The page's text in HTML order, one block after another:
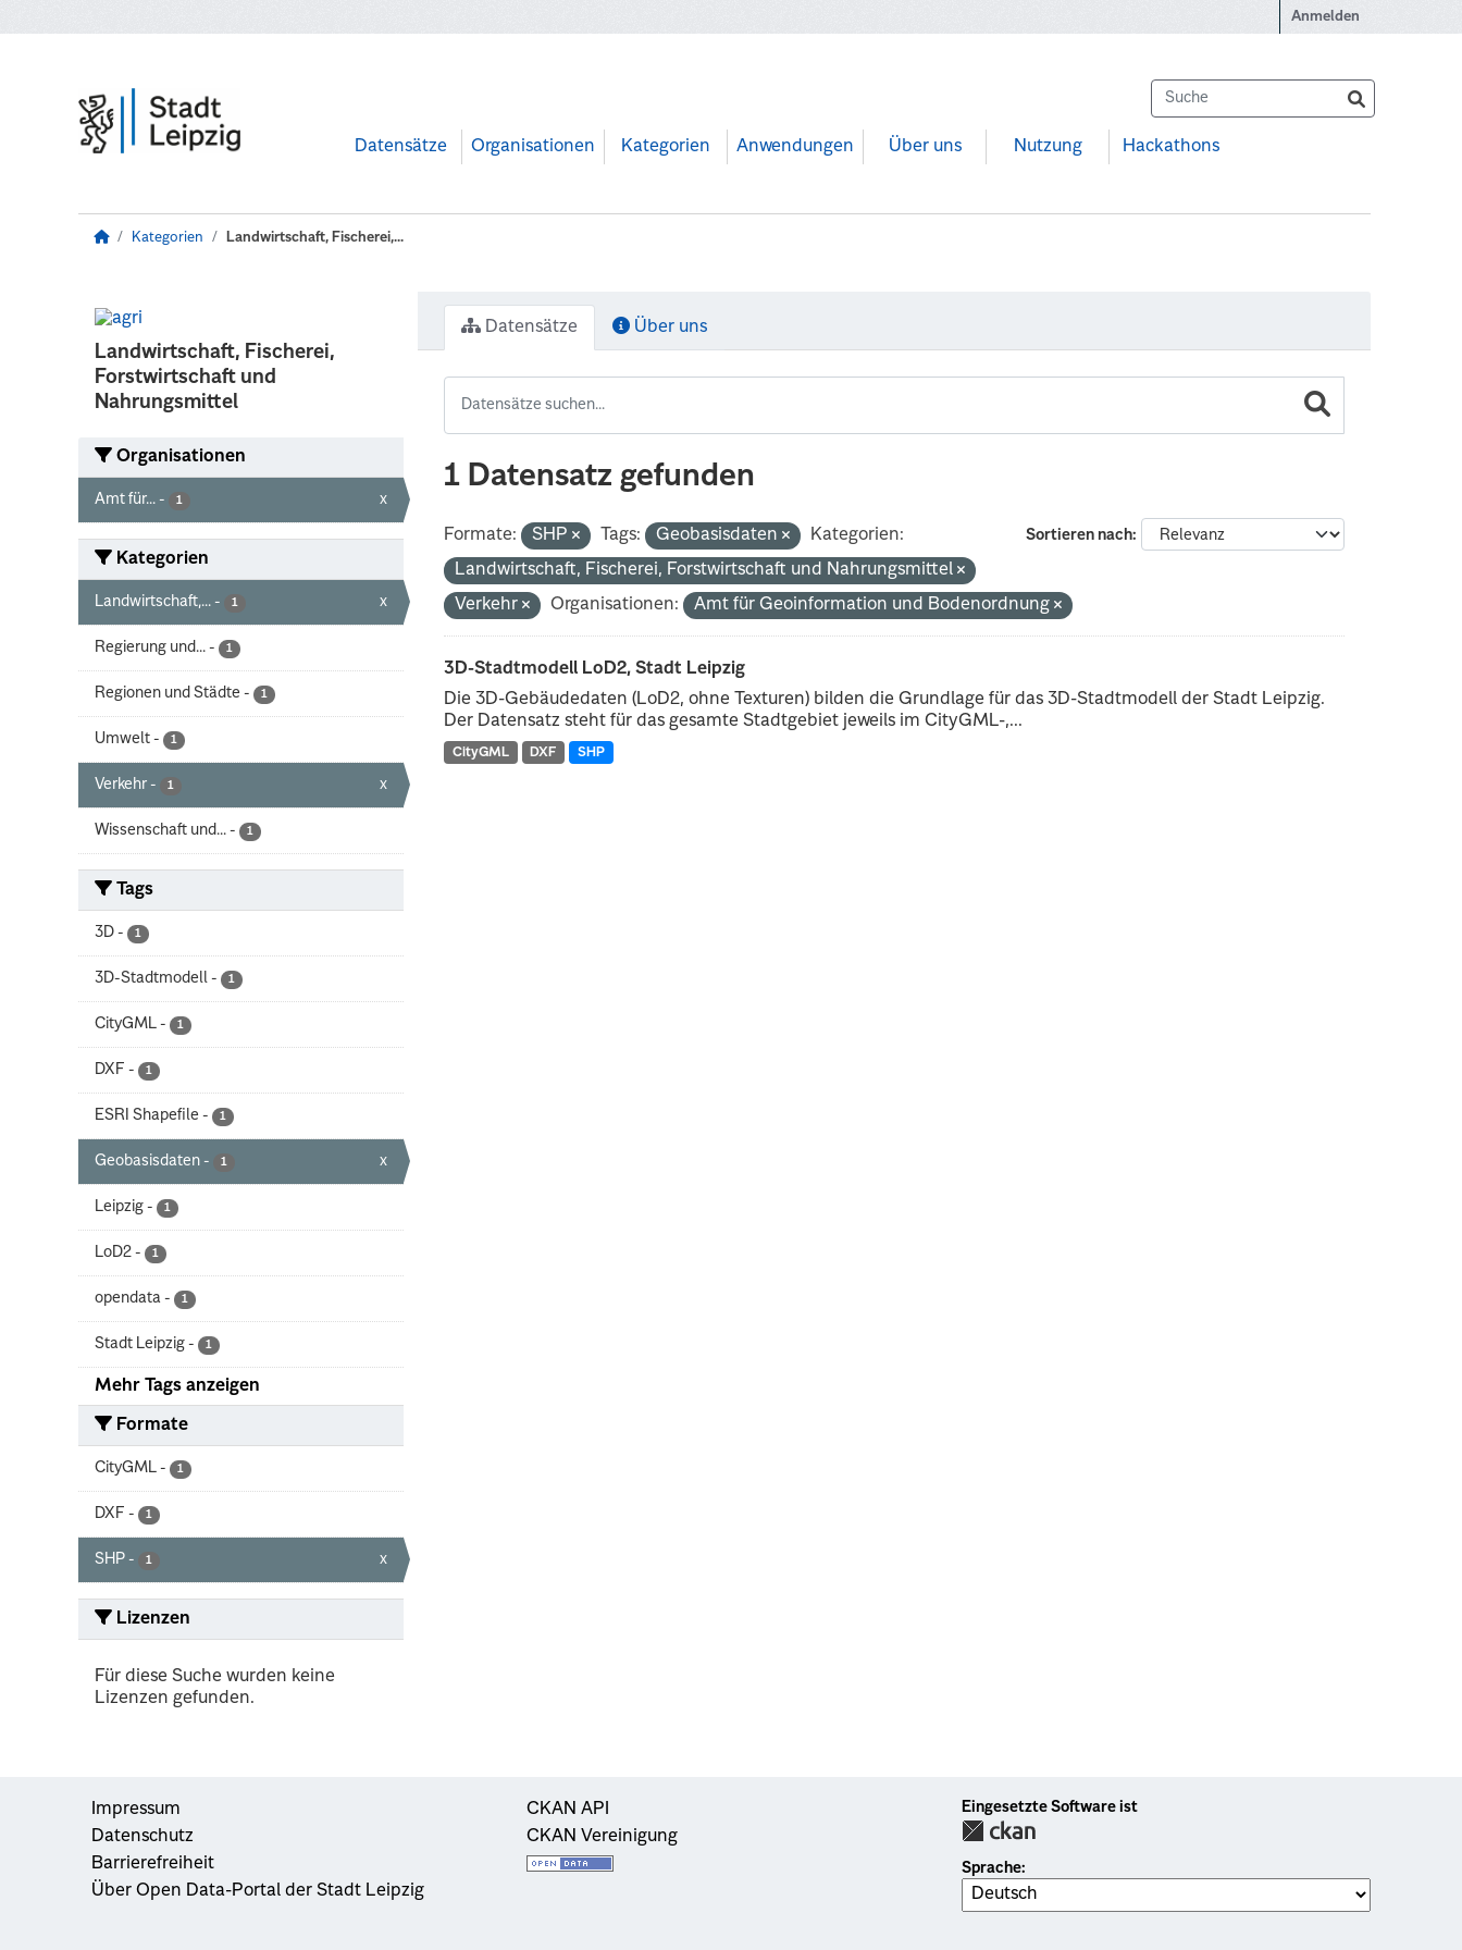
Anmelden
Datensätze Organisationen Kategorien Anwendungen Über uns Nutzung Hackathons
Kategorien Landwirtschaft, Fischerei,...
Landwirtschaft, Fischerei,
Forstwirtschaft und
Nahrungsmittel
Organisationen
Amt für... - 1 x
Kategorien
Landwirtschaft,... - 1 x
Regierung und... - 1
Regionen und Städte - 1
Umwelt - 1
Verkehr - 1 x
Wissenschaft und... - 1
Tags
3D - 1
3D-Stadtmodell - 1
CityGML - 1
DXF - 1
ESRI Shapefile - 1
Geobasisdaten - 1 x
Leipzig - 1
LoD2 - 1
opendata - 1
Stadt Leipzig - 1
Mehr Tags anzeigen
Formate
CityGML - 1
DXF - 1
SHP - 1 x
Lizenzen
Für diese Suche wurden keine
Lizenzen gefunden.
Datensätze Über uns
1 Datensatz gefunden
Sortieren nach
Formate: SHP Tags: Geobasisdaten
Kategorien:
Landwirtschaft, Fischerei, Forstwirtschaft und Nahrungsmittel
Verkehr
Organisationen: Amt für Geoinformation und Bodenordnung
3D-Stadtmodell LoD2, Stadt Leipzig
Die 3D-Gebäudedaten (LoD2, ohne Texturen) bilden die Grundlage für das 3D-Stadtmodell der Stadt Leipzig.
Der Datensatz steht für das gesamte Stadtgebiet jeweils im CityGML-,...
CityGML DXF SHP
Impressum
Datenschutz
Barrierefreiheit
Über Open Data-Portal der Stadt Leipzig
CKAN API
CKAN Vereinigung
Eingesetzte Software ist
Sprache